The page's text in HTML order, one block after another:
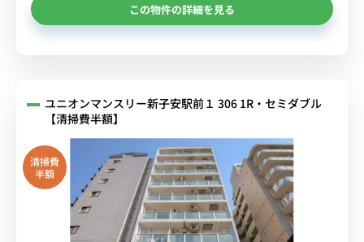
この物件の詳細を見る
ユニオンマンスリー新子安駅前１ 306 1R・セミダブル
【清掃費半額】
清掃費
半額